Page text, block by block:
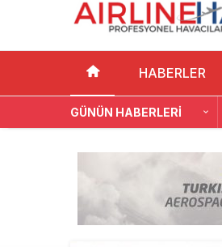
HABERLER
GÜNÜN HABERLERI